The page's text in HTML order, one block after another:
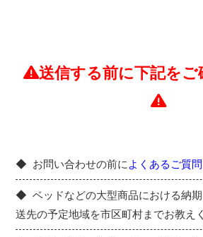
送信する前に下記を
お問い合わせの前に よくあるご質問
ベッドなどの大型商品における納
送先の予定地域を市区町村までお教え